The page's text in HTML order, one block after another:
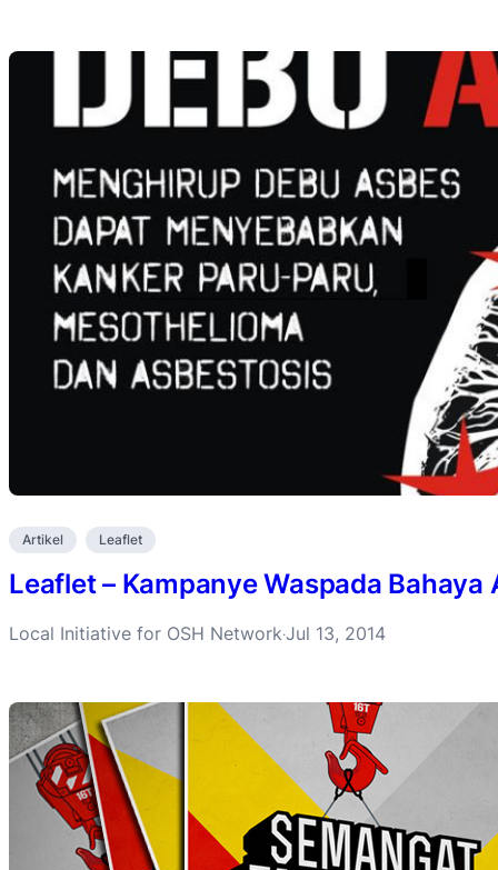
Artikel Leaflet
Leaflet – Kampanye Waspada Bahaya
Local Initiative for OSH Network·Jul 13, 2014